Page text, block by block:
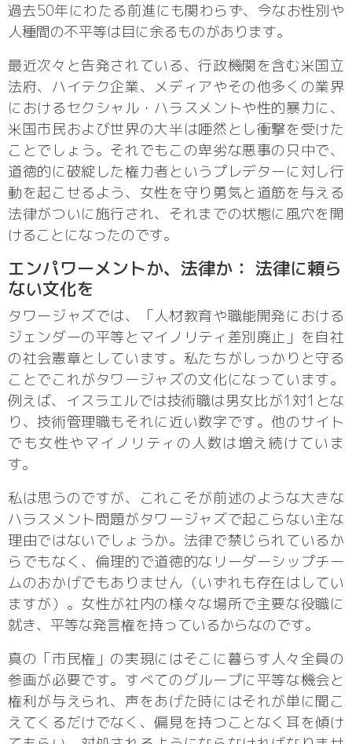
過去50年にわたる前進にも関わらず、今なお性別や
人種間の不平等は目に余るものがあります。
最近次々と告発されている、行政機関を含む米国立
法府、ハイテク企業、メディアやその他多くの業界
におけるセクシャル・ハラスメントや性的暴力に、
米国市民および世界の大半は唖然とし衝撃を受けた
ことでしょう。それでもこの卑劣な悪事の只中で、
道徳的に破綻した権力者というプレデターに対し行
動を起こせるよう、女性を守り勇気と道筋を与える
法律がついに施行され、それまでの状態に風穴を開
けることになったのです。
エンパワーメントか、法律か： 法律に頼ら
ない文化を
タワージャズでは、「人材教育や職能開発における
ジェンダーの平等とマイノリティ差別廃止」を自社
の社会憲章としています。私たちがしっかりと守る
ことでこれがタワージャズの文化になっています。
例えば、イスラエルでは技術職は男女比が1対1とな
り、技術管理職もそれに近い数字です。他のサイト
でも女性やマイノリティの人数は増え続けていま
す。
私は思うのですが、これこそが前述のような大きな
ハラスメント問題がタワージャズで起こらない主な
理由ではないでしょうか。法律で禁じられているか
らでもなく、倫理的で道徳的なリーダーシップチー
ムのおかげでもありません（いずれも存在はしてい
ますが）。女性が社内の様々な場所で主要な役職に
就き、平等な発言権を持っているからなのです。
真の「市民権」の実現にはそこに暮らす人々全員の
参画が必要です。すべてのグループに平等な機会と
権利が与えられ、声をあげた時にはそれが単に聞こ
えてくるだけでなく、偏見を持つことなく耳を傾け